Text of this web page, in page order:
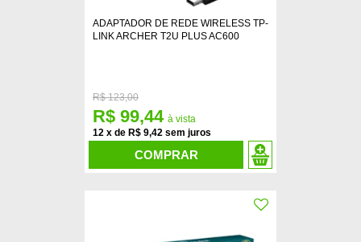
ADAPTADOR DE REDE WIRELESS TP-
LINK ARCHER T2U PLUS AC600
R$ 123,00
12 x de R$ 9,42
R$ 99,44
COMPRAR